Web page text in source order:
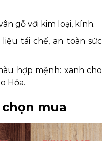
gỗ với kim loại, kính.
tái chế, an toàn sức
hợp mệnh: xanh cho
Hỏa.
mua